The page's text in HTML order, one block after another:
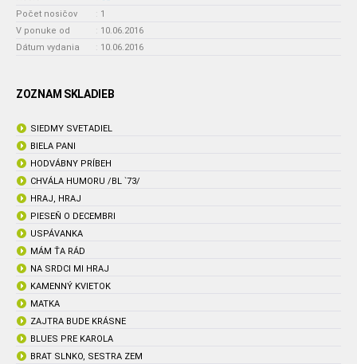
Počet nosičov
: 1
V ponuke od
: 10.06.2016
Dátum vydania
: 10.06.2016
ZOZNAM SKLADIEB
SIEDMY SVETADIEL
BIELA PANI
HODVÁBNY PRÍBEH
CHVÁLA HUMORU /BL `73/
HRAJ, HRAJ
PIESEŇ O DECEMBRI
USPÁVANKA
MÁM ŤA RÁD
NA SRDCI MI HRAJ
KAMENNÝ KVIETOK
MATKA
ZAJTRA BUDE KRÁSNE
BLUES PRE KAROLA
BRAT SLNKO, SESTRA ZEM